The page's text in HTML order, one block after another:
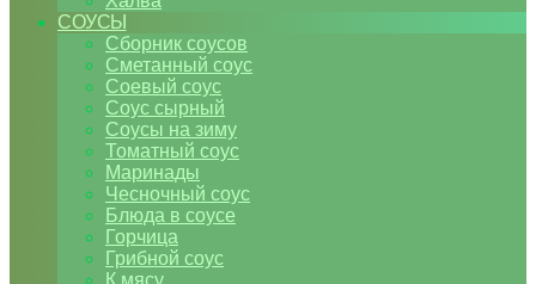
СОУСЫ
Сборник соусов
Сметанный соус
Соевый соус
Соус сырный
Соусы на зиму
Томатный соус
Маринады
Чесночный соус
Блюда в соусе
Горчица
Грибной соус
К мясу